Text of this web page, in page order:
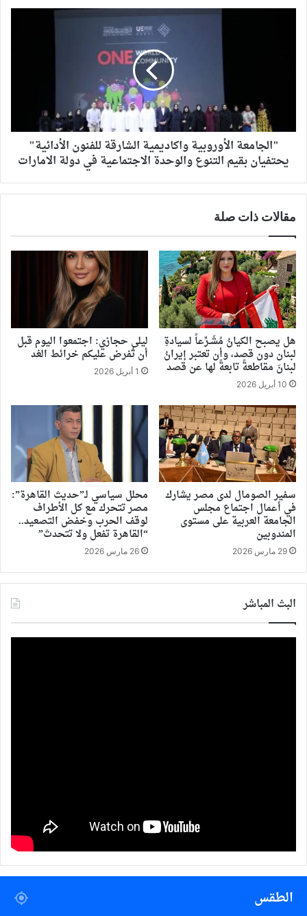
"الجامعة الأوروبية واكاديمية الشارقة للفنون الأدائية"
يحتفيان بقيم التنوع والوحدة الاجتماعية في دولة الامارات
مقالات ذات صلة
هل يصبح الكيانُ مُشَـرِّعاً لسيادةِ
لبنان دون قصد، وأن تعتبر إيرانُ
لبنانَ مقاطعةً تابعةً لها عن قصد
10 أبريل 2026
ليلى حجازي: اجتمعوا اليوم قبل
أن تُفرض عليكم خرائط الغد
1 أبريل 2026
سفير الصومال لدى مصر يشارك
في أعمال اجتماع مجلس
الجامعة العربية على مستوى
المندوبين
29 مارس 2026
محلل سياسي لـ”حديث القاهرة”:
مصر تتحرك مع كل الأطراف
لوقف الحرب وخفض التصعيد..
“القاهرة تفعل ولا تتحدث”
26 مارس 2026
البث المباشر
الطقس